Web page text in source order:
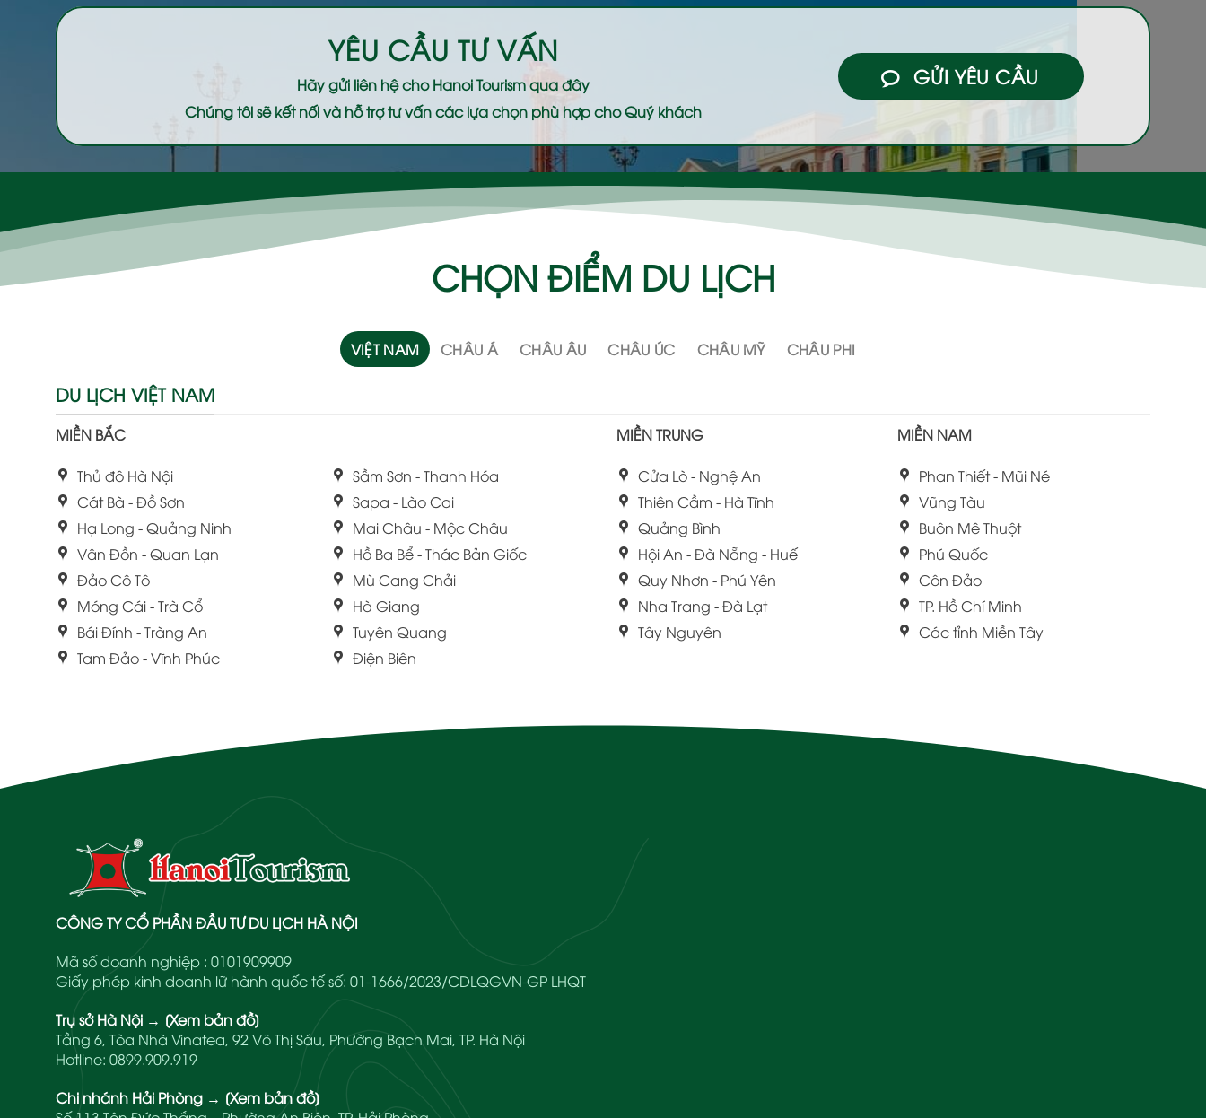
YÊU CẦU TƯ VẤN
Hãy gửi liên hệ choHanoi Tourismqua đây
Chúng tôi sẽ kết nối và hỗ trợ tư vấn các lựa chọn phù hợp cho Quý khách
GỬI YÊU CẦU
CHỌN ĐIỂM DU LỊCH
VIỆT NAM CHÂU Á CHÂU ÂU CHÂU ÚC CHÂU MỸ CHÂU PHI
DU LỊCH VIỆT NAM
MIỀN BẮC
Thủ đô Hà Nội
Cát Bà - Đồ Sơn
Hạ Long - Quảng Ninh
Vân Đồn - Quan Lạn
Đảo Cô Tô
Móng Cái - Trà Cổ
Bái Đính - Tràng An
Tam Đảo - Vĩnh Phúc
Sầm Sơn - Thanh Hóa
Sapa - Lào Cai
Mai Châu - Mộc Châu
Hồ Ba Bể - Thác Bản Giốc
Mù Cang Chải
Hà Giang
Tuyên Quang
Điện Biên
MIỀN TRUNG
Cửa Lò - Nghệ An
Thiên Cầm - Hà Tĩnh
Quảng Bình
Hội An - Đà Nẵng - Huế
Quy Nhơn - Phú Yên
Nha Trang - Đà Lạt
Tây Nguyên
MIỀN NAM
Phan Thiết - Mũi Né
Vũng Tàu
Buôn Mê Thuột
Phú Quốc
Côn Đảo
TP. Hồ Chí Minh
Các tỉnh Miền Tây
CÔNG TY CỔ PHẦN ĐẦU TƯ DU LỊCH HÀ NỘI
Mã số doanh nghiệp : 0101909909
Giấy phép kinh doanh lữ hành quốc tế số: 01-1666/2023/CDLQGVN-GP LHQT
Trụ sở Hà Nội → [Xem bản đồ]
Tầng 6, Tòa Nhà Vinatea, 92 Võ Thị Sáu, Phường Bạch Mai, TP. Hà Nội
Hotline: 0899.909.919
Chi nhánh Hải Phòng → [Xem bản đồ]